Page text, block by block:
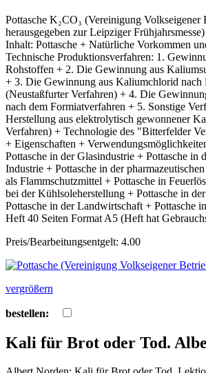
Pottasche K₂CO₃ (Vereinigung
herausgegeben zur Leipziger Frühjahrsmesse)
Inhalt: Pottasche + Natürliche Vorkommen
Technische Produktionsverfahren: 1.
Rohstoffen + 2. Die Gewinnung aus
+ 3. Die Gewinnung aus Kaliumchlorid nach
(Neustaßfurter Verfahren) + 4. Die
nach dem Formiatverfahren + 5. Sonstige
Herstellung aus elektrolytisch gewonnener
Verfahren) + Technologie des "Bitterfelder
+ Eigenschaften +
Pottasche in der Glasindustrie + Pottasche in
Industrie + Pottasche in der
als Flammschutzmittel + Pottasche in
bei der Kühlsoleherstellung + Pottasche in
Pottasche in der Landwirtschaft + Pottasche
Heft 40 Seiten Format A5 (Heft hat
Preis/Bearbeitungsentgelt: 4.00
vergrößern
bestellen:
Kali für Brot oder Tod.